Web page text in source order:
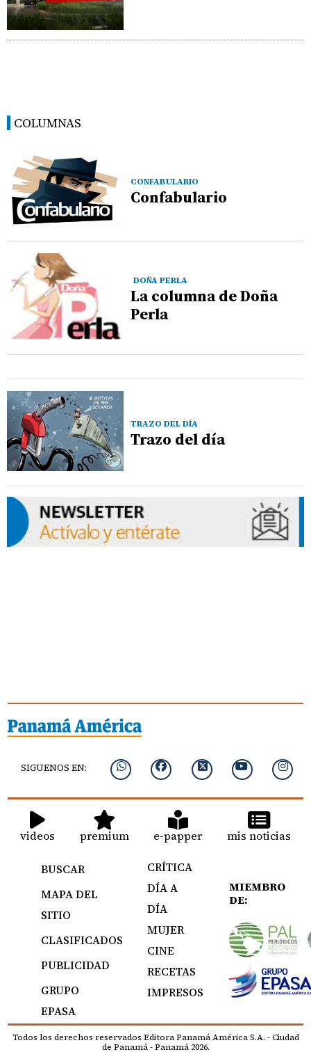
COLUMNAS
CONFABULARIO
Confabulario
DOÑA PERLA
La columna de Doña
Perla
TRAZO DEL DÍA
Trazo del día
SIGUENOS EN:
videos premium e-papper mis noticias
BUSCAR
MAPA DEL
SITIO
CLASIFICADOS
PUBLICIDAD
GRUPO
EPASA
CRÍTICA
DÍA A
DÍA
MUJER
CINE
RECETAS
IMPRESOS
MIEMBRO
DE:
Todos los derechos reservados Editora Panamá América S.A. - Ciudad
de Panamá - Panamá 2026.